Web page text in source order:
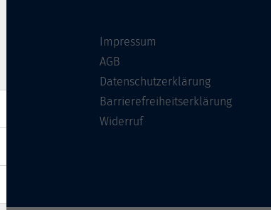
Impressum
AGB
Datenschutzerklärung
Barrierefreiheitserklärung
Widerruf